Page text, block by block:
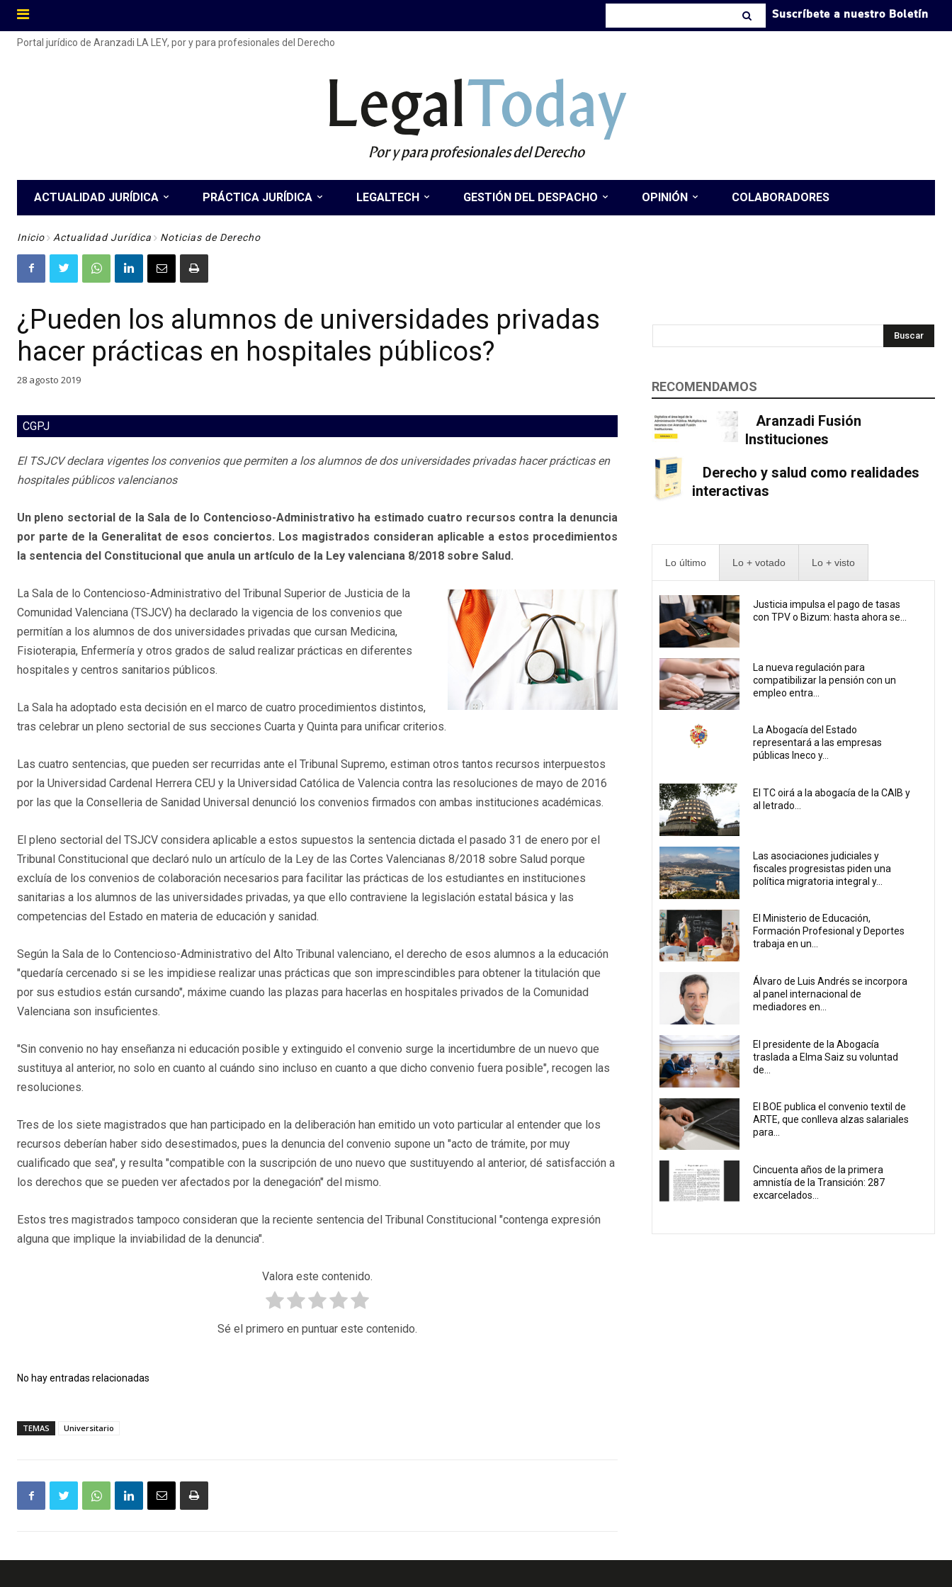
Suscríbete a nuestro Boletín
Portal jurídico de Aranzadi LA LEY, por y para profesionales del Derecho
LegalToday
Por y para profesionales del Derecho
ACTUALIDAD JURÍDICA PRÁCTICA JURÍDICA LEGALTECH GESTIÓN DEL DESPACHO OPINIÓN COLABORADORES
Inicio Actualidad Jurídica Noticias de Derecho
¿Pueden los alumnos de universidades privadas
hacer prácticas en hospitales públicos?
28 agosto 2019
CGPJ
El TSJCV declara vigentes los convenios que permiten a los alumnos de dos universidades privadas hacer prácticas en
hospitales públicos valencianos
Un pleno sectorial de la Sala de lo Contencioso-Administrativo ha estimado cuatro recursos contra la denuncia
por parte de la Generalitat de esos conciertos. Los magistrados consideran aplicable a estos procedimientos
la sentencia del Constitucional que anula un artículo de la Ley valenciana 8/2018 sobre Salud.
La Sala de lo Contencioso-Administrativo del Tribunal Superior de Justicia de la
Comunidad Valenciana (TSJCV) ha declarado la vigencia de los convenios que
permitían a los alumnos de dos universidades privadas que cursan Medicina,
Fisioterapia, Enfermería y otros grados de salud realizar prácticas en diferentes
hospitales y centros sanitarios públicos.
La Sala ha adoptado esta decisión en el marco de cuatro procedimientos distintos,
tras celebrar un pleno sectorial de sus secciones Cuarta y Quinta para unificar criterios.
Las cuatro sentencias, que pueden ser recurridas ante el Tribunal Supremo, estiman otros tantos recursos interpuestos
por la Universidad Cardenal Herrera CEU y la Universidad Católica de Valencia contra las resoluciones de mayo de 2016
por las que la Conselleria de Sanidad Universal denunció los convenios firmados con ambas instituciones académicas.
El pleno sectorial del TSJCV considera aplicable a estos supuestos la sentencia dictada el pasado 31 de enero por el
Tribunal Constitucional que declaró nulo un artículo de la Ley de las Cortes Valencianas 8/2018 sobre Salud porque
excluía de los convenios de colaboración necesarios para facilitar las prácticas de los estudiantes en instituciones
sanitarias a los alumnos de las universidades privadas, ya que ello contraviene la legislación estatal básica y las
competencias del Estado en materia de educación y sanidad.
Según la Sala de lo Contencioso-Administrativo del Alto Tribunal valenciano, el derecho de esos alumnos a la educación
"quedaría cercenado si se les impidiese realizar unas prácticas que son imprescindibles para obtener la titulación que
por sus estudios están cursando", máxime cuando las plazas para hacerlas en hospitales privados de la Comunidad
Valenciana son insuficientes.
"Sin convenio no hay enseñanza ni educación posible y extinguido el convenio surge la incertidumbre de un nuevo que
sustituya al anterior, no solo en cuanto al cuándo sino incluso en cuanto a que dicho convenio fuera posible", recogen las
resoluciones.
Tres de los siete magistrados que han participado en la deliberación han emitido un voto particular al entender que los
recursos deberían haber sido desestimados, pues la denuncia del convenio supone un "acto de trámite, por muy
cualificado que sea", y resulta "compatible con la suscripción de uno nuevo que sustituyendo al anterior, dé satisfacción a
los derechos que se pueden ver afectados por la denegación" del mismo.
Estos tres magistrados tampoco consideran que la reciente sentencia del Tribunal Constitucional "contenga expresión
alguna que implique la inviabilidad de la denuncia".
Valora este contenido.
Sé el primero en puntuar este contenido.
No hay entradas relacionadas
TEMAS Universitario
Buscar
RECOMENDAMOS
Aranzadi Fusión
Instituciones
Derecho y salud como realidades
interactivas
Lo último Lo + votado Lo + visto
Justicia impulsa el pago de tasas
con TPV o Bizum: hasta ahora se...
La nueva regulación para
compatibilizar la pensión con un
empleo entra...
La Abogacía del Estado
representará a las empresas
públicas Ineco y...
El TC oirá a la abogacía de la CAIB y
al letrado...
Las asociaciones judiciales y
fiscales progresistas piden una
política migratoria integral y...
El Ministerio de Educación,
Formación Profesional y Deportes
trabaja en un...
Álvaro de Luis Andrés se incorpora
al panel internacional de
mediadores en...
El presidente de la Abogacía
traslada a Elma Saiz su voluntad
de...
El BOE publica el convenio textil de
ARTE, que conlleva alzas salariales
para...
Cincuenta años de la primera
amnistía de la Transición: 287
excarcelados...